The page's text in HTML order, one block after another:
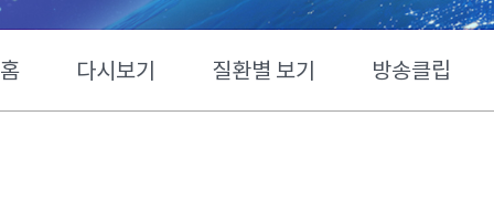
홈 다시보기 질환별 보기 방송클립